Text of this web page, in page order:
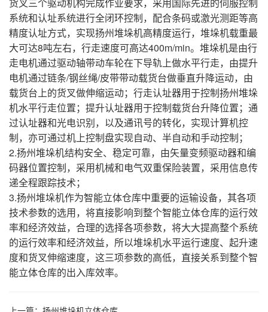
系统和认址系统进行全闭环控制，配合条码或激光测距等高
精度认址方式，实现扬州堆垛机高精度运行，堆垛机载重最
大可达8吨左右，行走速度可高达400m/min。堆垛机是由行
走电机通过驱动轴带动车轮在下导轨上做水平行走，由提升
电机通过链条/钢丝绳/皮带带动载货台做垂直升降运动，由
载货台上的货叉做伸缩运动；行走认址器用于控制扬州堆垛
机水平行走位置；提升认址器用于控制载货台升降位置；通
过认址器和光电识别，以及通讯号的转化，实现计算机控
制，亦可通过机上控制盘实现自动、半自动和手动控制；
2.扬州堆垛机结构安全、稳定可靠，由矢量变频驱动器和编
码器位置控制，采用机械和电气双重保险装置，采用信息传
递全程跟踪技术；
3.扬州堆垛机作为智能立体仓库中重要的运输设备，其各项
技术参数的选用，将直接影响到整个智能立体仓库的运行效
率和经济效益，合理的选择各项参数，将大大提高整个系统
的运行效率和经济效益，所以堆垛机水平运行速度、起升速
度和货叉伸缩速度，这三项参数的高低，直接关系到整个智
能立体仓库的出入库效率。